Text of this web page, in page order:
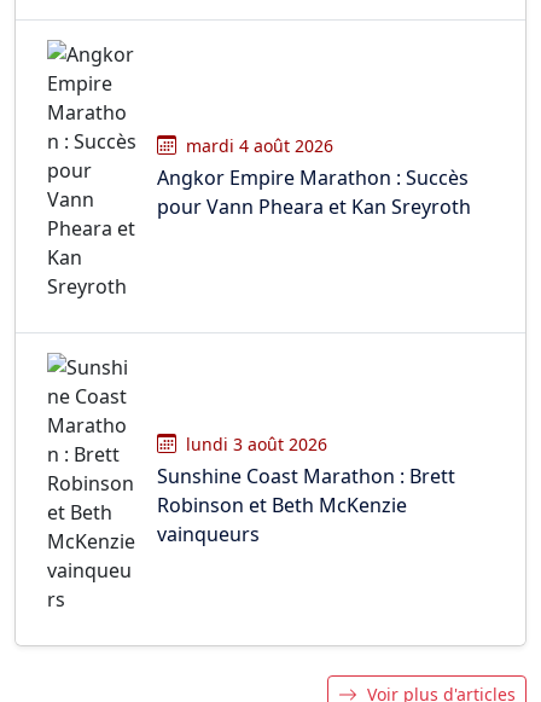
mardi 4 août 2026
Angkor Empire Marathon : Succès
pour Vann Pheara et Kan Sreyroth
lundi 3 août 2026
Sunshine Coast Marathon : Brett
Robinson et Beth McKenzie
vainqueurs
Voir plus d'articles